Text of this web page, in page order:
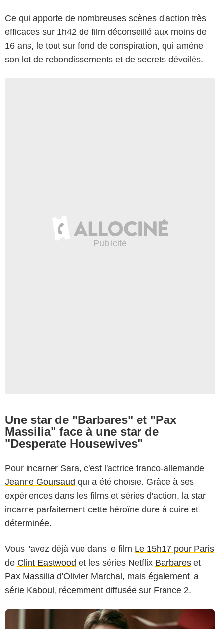
Ce qui apporte de nombreuses scènes d'action très
efficaces sur 1h42 de film déconseillé aux moins de
16 ans, le tout sur fond de conspiration, qui amène
son lot de rebondissements et de secrets dévoilés.
Une star de "Barbares" et "Pax
Massilia" face à une star de
"Desperate Housewives"
Pour incarner Sara, c'est l'actrice franco-allemande
Jeanne Goursaud qui a été choisie. Grâce à ses
expériences dans les films et séries d'action, la star
incarne parfaitement cette héroïne dure à cuire et
déterminée.
Vous l'avez déjà vue dans le film Le 15h17 pour Paris
de Clint Eastwood et les séries Netflix Barbares et
Pax Massilia d'Olivier Marchal, mais également la
série Kaboul, récemment diffusée sur France 2.